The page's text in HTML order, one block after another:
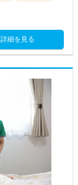
詳細を見る